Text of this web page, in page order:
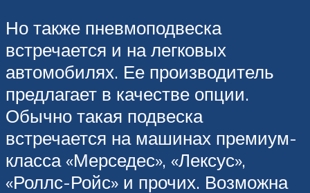
Но также пневмоподвеска
встречается и на легковых
автомобилях. Ее производитель
предлагает в качестве опции.
Обычно такая подвеска
встречается на машинах премиум-
класса «Мерседес», «Лексус»,
«Роллс-Ройс» и прочих. Возможна